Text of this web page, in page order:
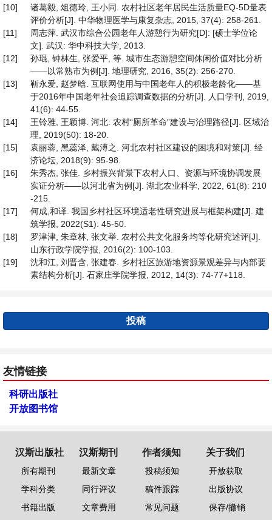
[10]
诸葛毅, 俎德玲, 王小同. 农村社区老年居民生活质量EQ-5D量表
评价分析[J]. 中华物理医学与康复杂志, 2015, 37(4): 258-261.
[11]
周志萍. 武汉市综合公园老年人游憩行为研究[D]: [硕士学位论
文]. 武汉: 华中科技大学, 2013.
[12]
孙琨, 钟林生, 张爱平, 等. 城市生态游憩空间休闲价值对比分析
——以常熟市为例[J]. 地理研究, 2016, 35(2): 256-270.
[13]
靳永爱, 赵梦晗. 互联网使用与中国老年人的积极老龄化——基
于2016年中国老年社会追踪调查数据的分析[J]. 人口学刊, 2019,
41(6): 44-55.
[14]
王铃雅, 王颖博. 河北: 农村“厕所革命”建设与治理路径[J]. 区域治
理, 2019(50): 18-20.
[15]
袁丽蓉, 黑蕊泽, 戴溥之. 河北农村社区建设的困境和对策[J]. 经
济论坛, 2018(9): 95-98.
[16]
朱秀杰, 张佳. 乡村振兴背景下农村人口、资源与环境协调发展
实证分析——以河北省为例[J]. 湖北农业科学, 2022, 61(8): 210
-215.
[17]
何成,和译. 我国乡村社区环境适老性研究进展与框架构建[J]. 建
筑学报, 2022(S1): 45-50.
[18]
罗津津, 朱章林, 张文举. 农村公共文化服务均等化研究述评[J].
山东行政学院学报, 2016(2): 100-103.
[19]
沈和江, 刘晋含, 张建春. 乡村社区旅游地资源景观差异与内部要
素结构分析[J]. 石家庄学院学报, 2012, 14(3): 74-77+118.
投稿
友情链接
科研出版社
开放图书馆
汉斯出版社
所有期刊
学科分类
书籍出版
汉斯期刊
最新文章
同行评议
文章费用
作者须知
投稿须知
稿件跟踪
常见问题
关于我们
开放获取
出版协议
保存/撤销